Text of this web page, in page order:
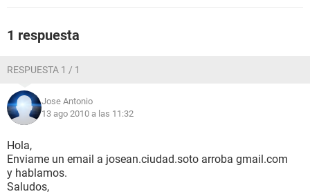
1 respuesta
RESPUESTA 1 / 1
Jose Antonio
13 ago 2010 a las 11:32
Hola,
Enviame un email a josean.ciudad.soto arroba gmail.com
y hablamos.
Saludos,